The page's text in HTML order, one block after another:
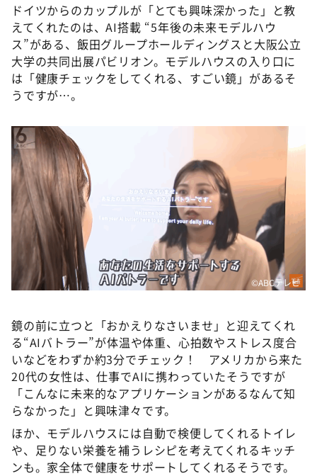
ドイツからのカップルが「とても興味深かった」と教
えてくれたのは、AI搭載 “5年後の未来モデルハウ
ス”がある、飯田グループホールディングスと大阪公立
大学の共同出展パビリオン。モデルハウスの入り口に
は「健康チェックをしてくれる、すごい鏡」があるそ
うですが…。
©ABCテレビ
鏡の前に立つと「おかえりなさいませ」と迎えてくれ
る“AIバトラー”が体温や体重、心拍数やストレス度合
いなどをわずか約3分でチェック！ アメリカから来た
20代の女性は、仕事でAIに携わっていたそうですが
「こんなに未来的なアプリケーションがあるなんて知
らなかった」と興味津々です。
ほか、モデルハウスには自動で検便してくれるトイレ
や、足りない栄養を補うレシピを考えてくれるキッチ
ンも。家全体で健康をサポートしてくれるそうです。